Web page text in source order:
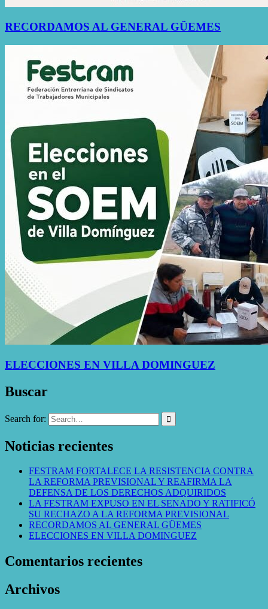
RECORDAMOS AL GENERAL GÜEMES
ELECCIONES EN VILLA DOMINGUEZ
Buscar
Search for:
Noticias recientes
FESTRAM FORTALECE LA RESISTENCIA CONTRA
LA REFORMA PREVISIONAL Y REAFIRMA LA
DEFENSA DE LOS DERECHOS ADQUIRIDOS
LA FESTRAM EXPUSO EN EL SENADO Y RATIFICÓ
SU RECHAZO A LA REFORMA PREVISIONAL
RECORDAMOS AL GENERAL GÜEMES
ELECCIONES EN VILLA DOMINGUEZ
Comentarios recientes
Archivos